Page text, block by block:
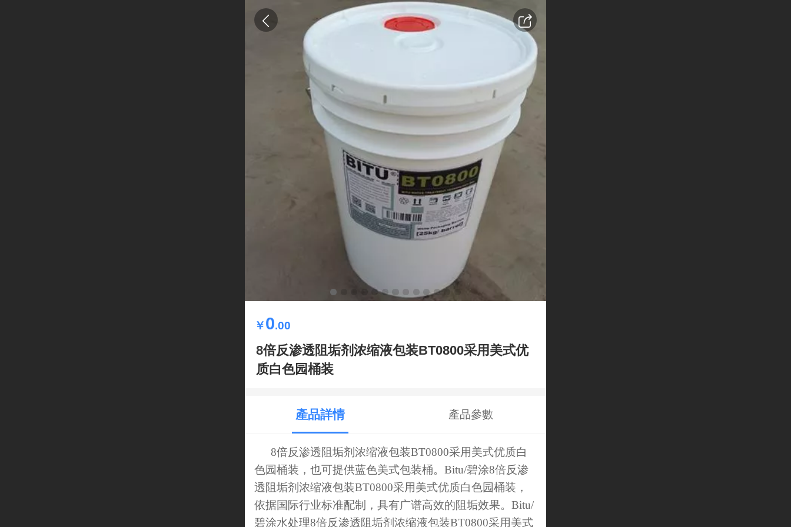
￥0.00
8倍反渗透阻垢剂浓缩液包装BT0800采用美式优
质白色园桶装
產品詳情 產品參數
8倍反渗透阻垢剂浓缩液包装BT0800采用美式优质白
色园桶装，也可提供蓝色美式包装桶。Bitu/碧涂8倍反渗
透阻垢剂浓缩液包装BT0800采用美式优质白色园桶装，
依据国际行业标准配制，具有广谱高效的阻垢效果。 Bitu/
碧涂水处理8倍反渗透阻垢剂浓缩液包装BT0800采用美式